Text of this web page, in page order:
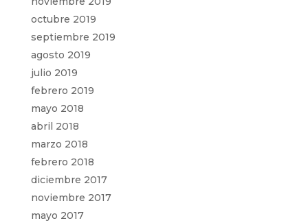
octubre 2019
septiembre 2019
agosto 2019
julio 2019
febrero 2019
mayo 2018
abril 2018
marzo 2018
febrero 2018
diciembre 2017
noviembre 2017
mayo 2017